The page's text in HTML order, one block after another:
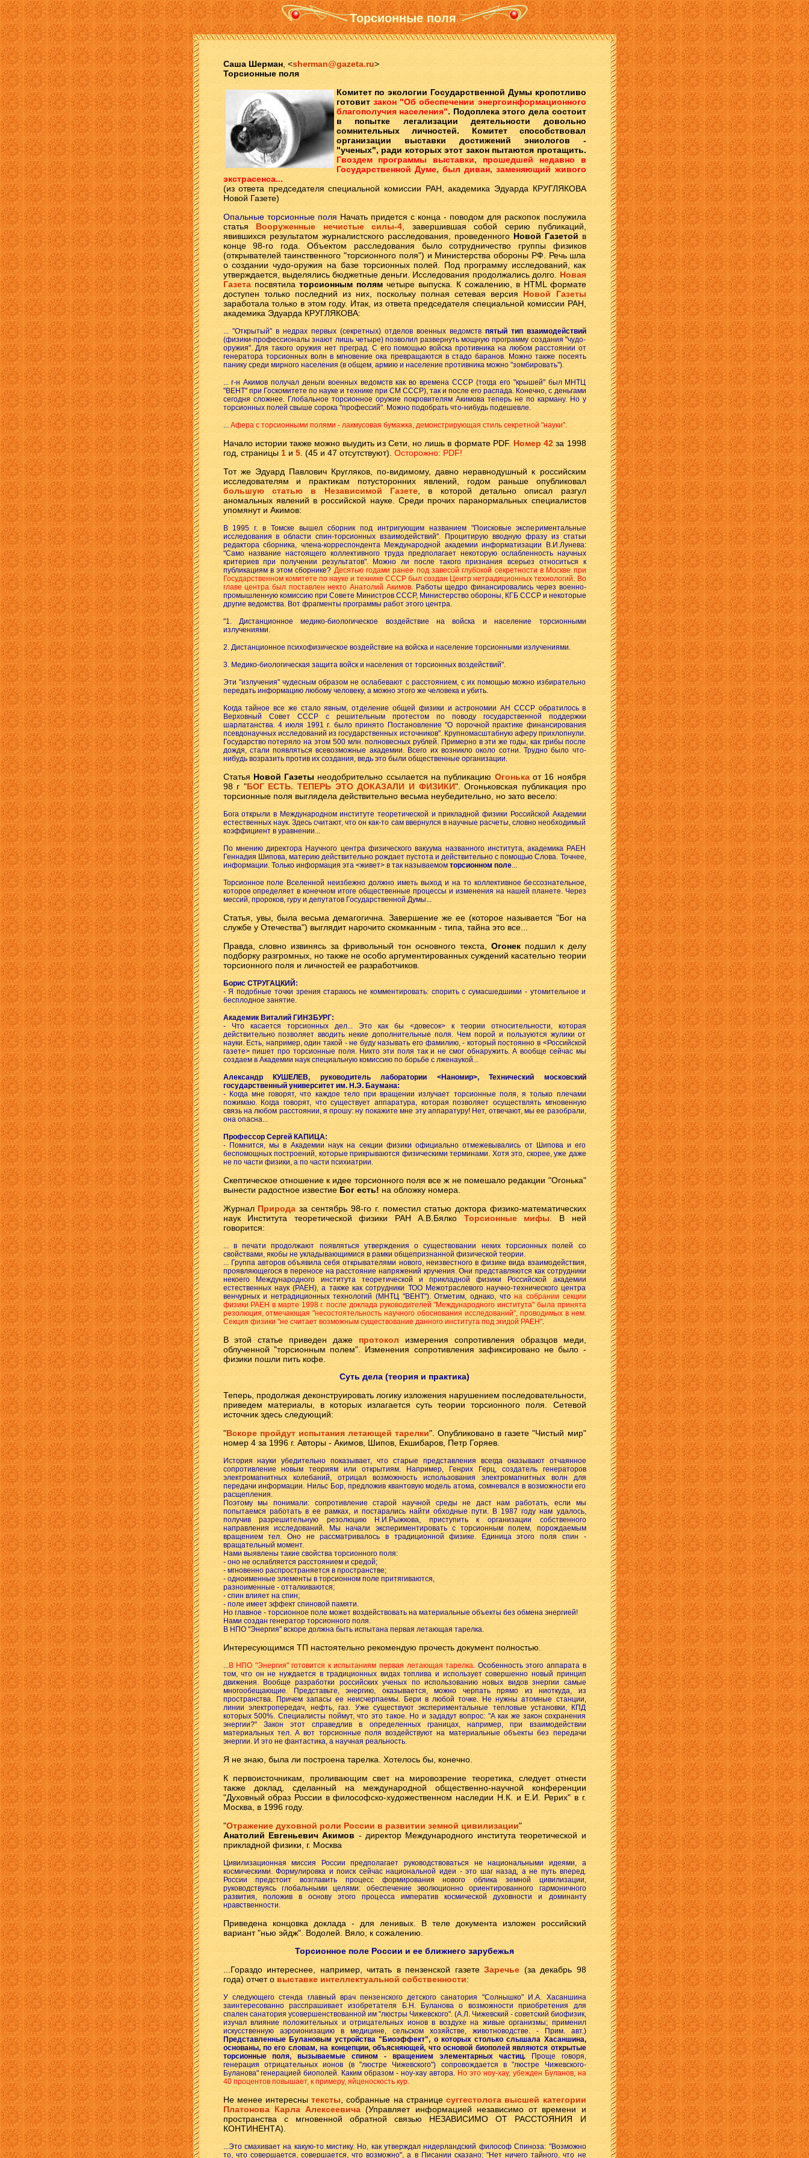
Торсионные поля
Саша Шерман,<sherman@gazeta.ru>
Торсионные поля
Комитет по экологии Государственной Думы кропотливо
готовитзакон "Об обеспечении энергоинформационного
благополучия населения". Подоплека этого дела состоит
в попытке легализации деятельности довольно
сомнительных личностей. Комитет способствовал
организации выставки достижений эниологов -
"ученых", ради которых этот закон пытаются протащить.
Гвоздем программы выставки, прошедшей недавно в
Государственной Думе, был диван, заменяющий живого
экстрасенса...
(из ответа председателя специальной комиссии РАН, академика Эдуарда КРУГЛЯКОВА
Новой Газете)
Опальные торсионные поляНачать придется с конца - поводом для раскопок послужила
статья Вооруженные нечистые силы-4, завершившая собой серию публикаций,
явившихся результатом журналистского расследования, проведенногоНовой Газетойв
конце 98-го года. Объектом расследования было сотрудничество группы физиков
(открывателей таинственного "торсионного поля") и Министерства обороны РФ. Речь шла
о создании чудо-оружия на базе торсионных полей. Под программу исследований, как
утверждается, выделялись бюджетные деньги. Исследования продолжались долго.Новая
Газетапосвятилаторсионным полямчетыре выпуска. К сожалению, в HTML формате
доступен только последний из них, поскольку полная сетевая версияНовой Газеты
заработала только в этом году. Итак, из ответа председателя специальной комиссии РАН,
академика Эдуарда КРУГЛЯКОВА:
... "Открытый" в недрах первых (секретных) отделов военных ведомствпятый тип взаимодействий
(физики-профессионалы знают лишь четыре) позволил развернуть мощную программу создания "чудо-
оружия". Для такого оружия нет преград. С его помощью войска противника на любом расстоянии от
генератора торсионных волн в мгновение ока превращаются в стадо баранов. Можно также посеять
панику среди мирного населения (в общем, армию и население противника можно "зомбировать").
... г-н Акимов получал деньги военных ведомств как во времена СССР (тогда его "крышей" был МНТЦ
"ВЕНТ" при Госкомитете по науке и технике при СМ СССР), так и после его распада. Конечно, с деньгами
сегодня сложнее. Глобальное торсионное оружие покровителям Акимова теперь не по карману. Но у
торсионных полей свыше сорока "профессий". Можно подобрать что-нибудь подешевле.
... Афера с торсионными полями - лакмусовая бумажка, демонстрирующая стиль секретной "науки".
Начало истории также можно выудить из Сети, но лишь в формате PDF.Номер 42за 1998
год, страницы1и5. (45 и 47 отсутствуют).Осторожно: PDF!
Тот же Эдуард Павлович Кругляков, по-видимому, давно неравнодушный к российским
исследователям и практикам потусторонних явлений, годом раньше опубликовал
большую статью в Независимой Газете, в которой детально описал разгул
аномальных явлений в российской науке. Среди прочих паранормальных специалистов
упомянут и Акимов:
В 1995 г. в Томске вышел сборник под интригующим названием "Поисковые экспериментальные
исследования в области спин-торсионных взаимодействий". Процитирую вводную фразу из статьи
редактора сборника, члена-корреспондента Международной академии информатизации В.И.Лунева:
"Само название настоящего коллективного труда предполагает некоторую ослабленность научных
критериев при получении результатов". Можно ли после такого признания всерьез относиться к
публикациям в этом сборнике?Десятью годами ранее под завесой глубокой секретности в Москве при
Государственном комитете по науке и технике СССР был создан Центр нетрадиционных технологий. Во
главе центра был поставлен некто Анатолий Акимов.Работы щедро финансировались через военно-
промышленную комиссию при Совете Министров СССР, Министерство обороны, КГБ СССР и некоторые
другие ведомства. Вот фрагменты программы работ этого центра.
"1. Дистанционное медико-биологическое воздействие на войска и население торсионными
излучениями.
2. Дистанционное психофизическое воздействие на войска и население торсионными излучениями.
3. Медико-биологическая защита войск и населения от торсионных воздействий".
Эти "излучения" чудесным образом не ослабевают с расстоянием, с их помощью можно избирательно
передать информацию любому человеку, а можно этого же человека и убить.
Когда тайное все же стало явным, отделение общей физики и астрономии АН СССР обратилось в
Верховный Совет СССР с решительным протестом по поводу государственной поддержки
шарлатанства. 4 июля 1991 г. было принято Постановление "О порочной практике финансирования
псевдонаучных исследований из государственных источников". Крупномасштабную аферу прихлопнули.
Государство потеряло на этом 500 млн. полновесных рублей. Примерно в эти же годы, как грибы после
дождя, стали появляться всевозможные академии. Всего их возникло около сотни. Трудно было что-
нибудь возразить против их создания, ведь это были общественные организации.
Статья Новой Газетынеодобрительно ссылается на публикациюОгонькаот 16 ноября
98 г "БОГ ЕСТЬ. ТЕПЕРЬ ЭТО ДОКАЗАЛИ И ФИЗИКИ". Огоньковская публикация про
торсионные поля выглядела действительно весьма неубедительно, но зато весело:
Бога открыли в Международном институте теоретической и прикладной физики Российской Академии
естественных наук. Здесь считают, что он как-то сам ввернулся в научные расчеты, словно необходимый
коэффициент в уравнении...
По мнению директора Научного центра физического вакуума названного института, академика РАЕН
Геннадия Шипова, материю действительно рождает пустота и действительно с помощью Слова. Точнее,
информации. Только информация эта <живет> в так называемомторсионном поле...
Торсионное поле Вселенной неизбежно должно иметь выход и на то коллективное бессознательное,
которое определяет в конечном итоге общественные процессы и изменения на нашей планете. Через
мессий, пророков, гуру и депутатов Государственной Думы...
Статья, увы, была весьма демагогична. Завершение же ее (которое называется "Бог на
службе у Отечества") выглядит нарочито скомканным - типа, тайна это все...
Правда, словно извинясь за фривольный тон основного текста,Огонекподшил к делу
подборку разгромных, но также не особо аргументированных суждений касательно теории
торсионного поля и личностей ее разработчиков.
Борис СТРУГАЦКИЙ:
- Я подобные точки зрения стараюсь не комментировать: спорить с сумасшедшими - утомительное и
бесплодное занятие.
Академик Виталий ГИНЗБУРГ:
- Что касается торсионных дел... Это как бы <довесок> к теории относительности, которая
действительно позволяет вводить некие дополнительные поля. Чем порой и пользуются жулики от
науки. Есть, например, один такой - не буду называть его фамилию, - который постоянно в <Российской
газете> пишет про торсионные поля. Никто эти поля так и не смог обнаружить. А вообще сейчас мы
создаем в Академии наук специальную комиссию по борьбе с лженаукой...
Александр КУШЕЛЕВ, руководитель лаборатории <Наномир>, Технический московский
государственный университет им. Н.Э. Баумана:
- Когда мне говорят, что каждое тело при вращении излучает торсионные поля, я только плечами
пожимаю. Когда говорят, что существует аппаратура, которая позволяет осуществлять мгновенную
связь на любом расстоянии, я прошу: ну покажите мне эту аппаратуру! Нет, отвечают, мы ее разобрали,
она опасна...
Профессор Сергей КАПИЦА:
- Помнится, мы в Академии наук на секции физики официально отмежевывались от Шипова и его
беспомощных построений, которые прикрываются физическими терминами. Хотя это, скорее, уже даже
не по части физики, а по части психиатрии.
Скептическое отношение к идее торсионного поля все ж не помешало редакции "Огонька"
вынести радостное известиеБог есть!на обложку номера.
ЖурналПриродаза сентябрь 98-го г. поместил статью доктора физико-математических
наук Института теоретической физики РАН А.В.БялкоТорсионные мифы. В ней
говорится:
... в печати продолжают появляться утверждения о существовании неких торсионных полей со
свойствами, якобы не укладывающимися в рамки общепризнанной физической теории.
... Группа авторов объявила себя открывателями нового, неизвестного в физике вида взаимодействия,
проявляющегося в переносе на расстояние напряжений кручения. Они представляются как сотрудники
некоего Международного института теоретической и прикладной физики Российской академии
естественных наук (РАЕН), а также как сотрудники ТОО Межотраслевого научно-технического центра
венчурных и нетрадиционных технологий (МНТЦ "ВЕНТ"). Отметим, однако, чтона собрании секции
физики РАЕН в марте 1998 г. после доклада руководителей "Международного института" была принята
резолюция, отмечающая "несостоятельность научного обоснования исследований", проводимых в нем.
Секция физики "не считает возможным существование данного института под эгидой РАЕН".
В этой статье приведен дажепротоколизмерения сопротивления образцов меди,
облученной "торсионным полем". Изменения сопротивления зафиксировано не было -
физики пошли пить кофе.
Суть дела (теория и практика)
Теперь, продолжая деконструировать логику изложения нарушением последовательности,
приведем материалы, в которых излагается суть теории торсионного поля. Сетевой
источник здесь следующий:
"Вскоре пройдут испытания летающей тарелки". Опубликовано в газете "Чистый мир"
номер 4 за 1996 г. Авторы - Акимов, Шипов, Екшибаров, Петр Горяев.
История науки убедительно показывает, что старые представления всегда оказывают отчаянное
сопротивление новым теориям или открытиям. Например, Генрих Герц, создатель генераторов
электромагнитных колебаний, отрицал возможность использования электромагнитных волн для
передачи информации. Нильс Бор, предложив квантовую модель атома, сомневался в возможности его
расщепления.
Поэтому мы понимали: сопротивление старой научной среды не даст нам работать, если мы
попытаемся работать в ее рамках, и постарались найти обходные пути. В 1987 году нам удалось,
получив разрешительную резолюцию Н.И.Рыжкова, приступить к организации собственного
направления исследований. Мы начали экспериментировать с торсионным полем, порождаемым
вращением тел. Оно не рассматривалось в традиционной физике. Единица этого поля спин -
вращательный момент.
Нами выявлены такие свойства торсионного поля:
- оно не ослабляется расстоянием и средой;
- мгновенно распространяется в пространстве;
- одноименные элементы в торсионном поле притягиваются,
разноименные - отталкиваются;
- спин влияет на спин;
- поле имеет эффект спиновой памяти.
Но главное - торсионное поле может воздействовать на материальные объекты без обмена энергией!
Нами создан генератор торсионного поля.
В НПО "Энергия" вскоре должна быть испытана первая летающая тарелка.
Интересующимся ТП настоятельно рекомендую прочесть документ полностью.
...В НПО "Энергия" готовится к испытаниям первая летающая тарелка. Особенность этого аппарата в
том, что он не нуждается в традиционных видах топлива и использует совершенно новый принцип
движения. Вообще разработки российских ученых по использованию новых видов знергии самые
многообещающие. Представьте, энергию, оказывается, можно черпать прямо из ниоткуда, из
пространства. Причем запасы ее неисчерпаемы. Бери в любой точке. Не нужны атомные станции,
линии электропередач, нефть, газ. Уже существуют экспериментальные тепловые установки, КПД
которых 500%. Специалисты поймут, что это такое. Но и зададут вопрос: "А как же закон сохранения
энергии?" Закон этот справедлив в определенных границах, например, при взаимодействии
материальных тел. А вот торсионные поля воздействуют на материальные объекты без передачи
энергии. И это не фантастика, а научная реальность.
Я не знаю, была ли построена тарелка. Хотелось бы, конечно.
К первоисточникам, проливающим свет на мировозрение теоретика, следует отнести
также доклад, сделанный на международной общественно-научной конференции
"Духовный образ России в философско-художественном наследии Н.К. и Е.И. Рерих" в г.
Москва, в 1996 году.
"Отражение духовной роли России в развитии земной цивилизации"
Анатолий Евгеньевич Акимов- директор Международного института теоретической и
прикладной физики, г. Москва
Цивилизационная миссия России предполагает руководствоваться не национальными идеями, а
космическими. Формулировка и поиск сейчас национальной идеи - это шаг назад, а не путь вперед.
России предстоит возглавить процесс формирования нового облика земной цивилизации,
руководствуясь глобальными целями: обеспечение эволюционно ориентированного гармоничного
развития, положив в основу этого процесса императив космической духовности и доминанту
нравственности.
Приведена концовка доклада - для ленивых. В теле документа изложен российский
вариант "нью эйдж". Водолей. Вяло, к сожалению.
Торсионное поле России и ее ближнего зарубежья
...Гораздо интереснее, например, читать в пензенской газетеЗаречье(за декабрь 98
года) отчет овыставке интеллектуальной собственности:
У следующего стенда главный врач пензенского детского санатория "Солнышко" И.А. Хасаншина
заинтересованно расспрашивает изобретателя Б.Н. Буланова о возможности приобретения для
спален санатория усовершенствованной им "люстры Чижевского". (А.Л. Чижевский - советский биофизик,
изучал влияние положительных и отрицательных ионов в воздухе на живые организмы; применил
искусственную аэроионизацию в медицине, сельском хозяйстве, животноводстве. - Прим. авт.)
Представленные Булановым устройства "Биоэффект", о которых столько слышала Хасаншина,
основаны, по его словам, на концепции, объясняющей, что основой биополей являются открытые
торсионные поля, вызываемые спином - вращением элементарных частиц.Проще говоря,
генерация отрицательных ионов (в "люстре Чижевского") сопровождается в "люстре Чижевского-
Буланова" генерацией биополей. Каким образом - ноу-хау автора. Но это ноу-хау, убежден Буланов, на
40 процентов повышает, к примеру, яйценоскость кур.
Не менее интереснытексты, собранные на страницесуггестолога высшей категории
Платонова Карла Алексеевича(Управляет информацией независимо от времени и
пространства с мгновенной обратной связью НЕЗАВИСИМО ОТ РАССТОЯНИЯ И
КОНТИНЕНТА).
...Это смахивает на какую-то мистику. Но, как утверждал нидерландский философ Спиноза: "Возможно
то, что совершается, совершается, что возможно", а в Писании сказано: "Нет ничего тайного, что не